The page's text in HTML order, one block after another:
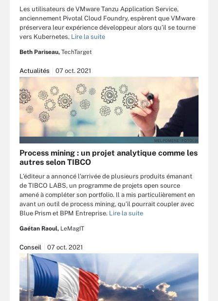
Les utilisateurs de VMware Tanzu Application Service,
anciennement Pivotal Cloud Foundry, espèrent que VMware
préservera leur expérience développeur alors qu’il se tourne
vers Kubernetes. Lire la suite
Beth Pariseau, TechTarget
Actualités 07 oct. 2021
MELPOMENE - FOTOLIA
Process mining : un projet analytique comme les
autres selon TIBCO
L’éditeur a annoncé l’arrivée de plusieurs produits émanant
de TIBCO LABS, un programme de projets open source
amené à compléter son portfolio. Il a mis particulièrement en
avant un outil de process mining, qu’il pourrait coupler avec
Blue Prism et BPM Entreprise. Lire la suite
Gaétan Raoul, LeMagIT
Conseil 07 oct. 2021